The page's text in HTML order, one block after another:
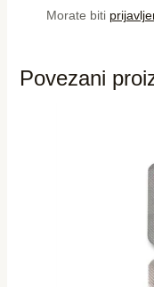
Morate biti
Povezani